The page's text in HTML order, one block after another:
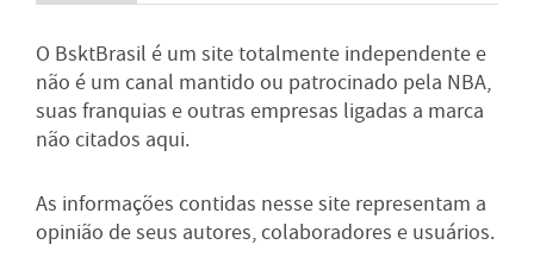
O BsktBrasil é um site totalmente independente e
não é um canal mantido ou patrocinado pela NBA,
suas franquias e outras empresas ligadas a marca
não citados aqui.
As informações contidas nesse site representam a
opinião de seus autores, colaboradores e usuários.